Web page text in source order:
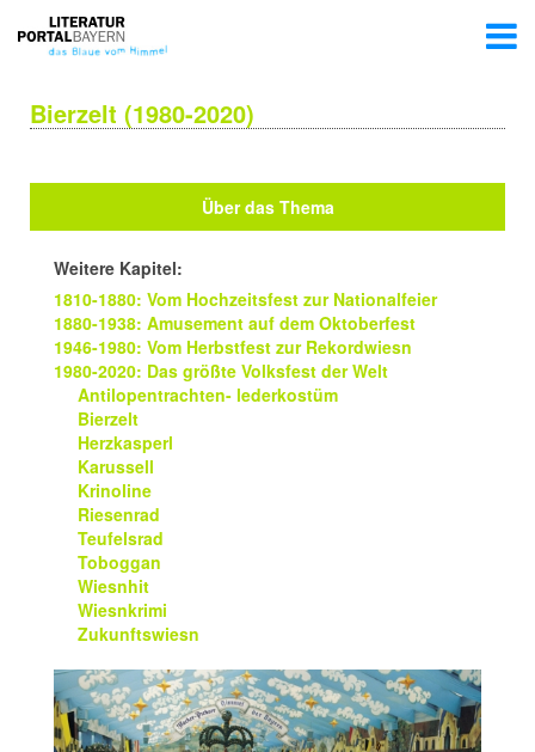
Bierzelt (1980-2020)
Über das Thema
Weitere Kapitel:
1810-1880: Vom Hochzeitsfest zur Nationalfeier
1880-1938: Amusement auf dem Oktoberfest
1946-1980: Vom Herbstfest zur Rekordwiesn
1980-2020: Das größte Volksfest der Welt
Antilopentrachten- lederkostüm
Bierzelt
Herzkasperl
Karussell
Krinoline
Riesenrad
Teufelsrad
Toboggan
Wiesnhit
Wiesnkrimi
Zukunftswiesn